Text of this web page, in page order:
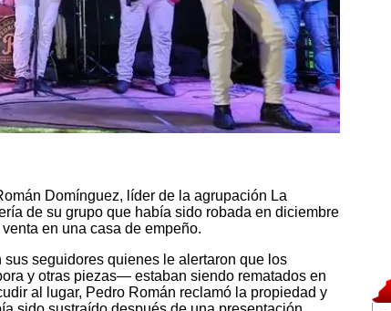
Domínguez, líder de la agrupación La
de su grupo que había sido robada en diciembre
en una casa de empeño.
seguidores quienes le alertaron que los
y otras piezas— estaban siendo rematados en
al lugar, Pedro Román reclamó la propiedad y